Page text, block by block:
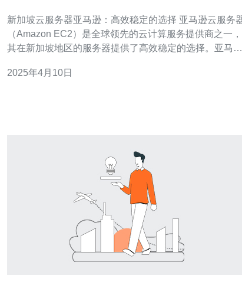
新加坡云服务器亚马逊：高效稳定的选择 亚马逊云服务器
（Amazon EC2）是全球领先的云计算服务提供商之一，
其在新加坡地区的服务器提供了高效稳定的选择。亚马逊
器提供多种实例类型，以满足不同应用场景的需求。无论
2025年4月10日